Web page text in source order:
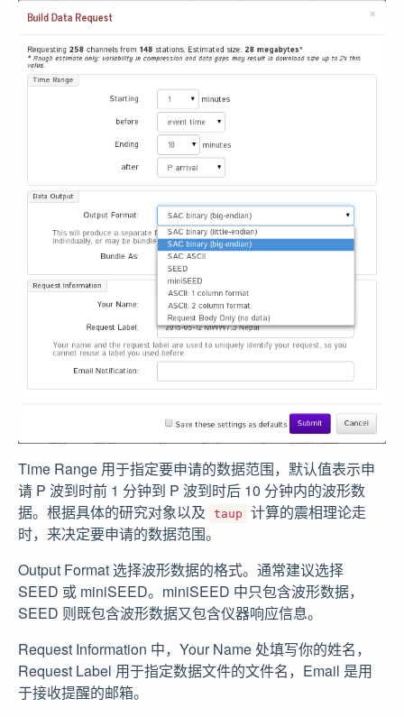
Time Range 用于指定要申请的数据范围，默认值表示申
请 P 波到时前 1 分钟到 P 波到时后 10 分钟内的波形数
据。根据具体的研究对象以及
taup
计算的震相理论走
时，来决定要申请的数据范围。
Output Format 选择波形数据的格式。通常建议选择
SEED 或 miniSEED。miniSEED 中只包含波形数据，
SEED 则既包含波形数据又包含仪器响应信息。
Request Information 中，Your Name 处填写你的姓名，
Request Label 用于指定数据文件的文件名，Email 是用
于接收提醒的邮箱。